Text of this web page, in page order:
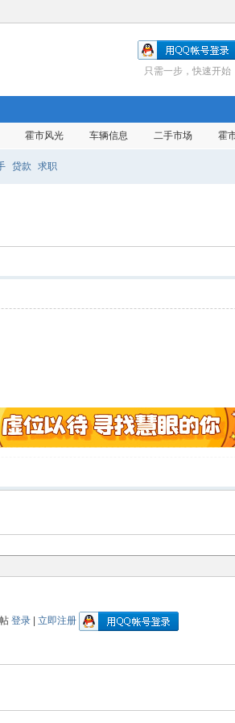
只需一步，快速开始
霍市风光 车辆信息 二手市场 霍
贷款 求职
登录 立即注册